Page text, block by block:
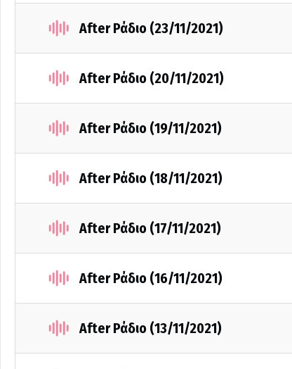
After Ράδιο (23/11/2021)
After Ράδιο (20/11/2021)
After Ράδιο (19/11/2021)
After Ράδιο (18/11/2021)
After Ράδιο (17/11/2021)
After Ράδιο (16/11/2021)
After Ράδιο (13/11/2021)